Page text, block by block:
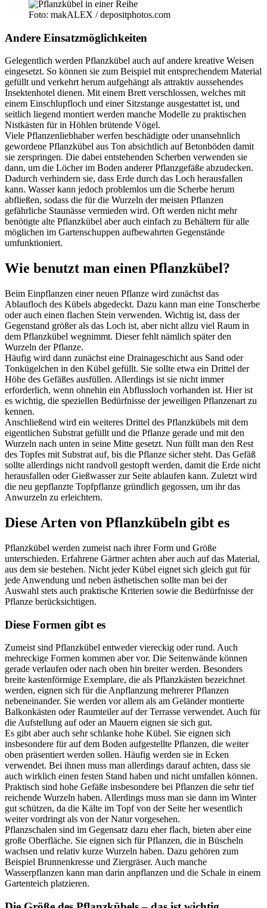
Foto: makALEX / depositphotos.com
Andere Einsatzmöglichkeiten
Gelegentlich werden Pflanzkübel auch auf andere kreative Weisen
eingesetzt. So können sie zum Beispiel mit entsprechendem Material
gefüllt und verkehrt herum aufgehängt als attraktiv aussehendes
Insektenhotel dienen. Mit einem Brett verschlossen, welches mit
einem Einschlupfloch und einer Sitzstange ausgestattet ist, und
seitlich liegend montiert werden manche Modelle zu praktischen
Nistkästen für in Höhlen brütende Vögel.
Viele Pflanzenliebhaber werfen beschädigte oder unansehnlich
gewordene Pflanzkübel aus Ton absichtlich auf Betonböden damit
sie zerspringen. Die dabei entstehenden Scherben verwenden sie
dann, um die Löcher im Boden anderer Pflanzgefäße abzudecken.
Dadurch verhindern sie, dass Erde durch das Loch herausfallen
kann. Wasser kann jedoch problemlos um die Scherbe herum
abfließen, sodass die für die Wurzeln der meisten Pflanzen
gefährliche Staunässe vermieden wird. Oft werden nicht mehr
benötigte alte Pflanzkübel aber auch einfach zu Behältern für alle
möglichen im Gartenschuppen aufbewahrten Gegenstände
umfunktioniert.
Wie benutzt man einen Pflanzkübel?
Beim Einpflanzen einer neuen Pflanze wird zunächst das
Ablaufloch des Kübels abgedeckt. Dazu kann man eine Tonscherbe
oder auch einen flachen Stein verwenden. Wichtig ist, dass der
Gegenstand größer als das Loch ist, aber nicht allzu viel Raum in
dem Pflanzkübel wegnimmt. Dieser fehlt nämlich später den
Wurzeln der Pflanze.
Häufig wird dann zunächst eine Drainageschicht aus Sand oder
Tonkügelchen in den Kübel gefüllt. Sie sollte etwa ein Drittel der
Höhe des Gefäßes ausfüllen. Allerdings ist sie nicht immer
erforderlich, wenn ohnehin ein Abflussloch vorhanden ist. Hier ist
es wichtig, die speziellen Bedürfnisse der jeweiligen Pflanzenart zu
kennen.
Anschließend wird ein weiteres Drittel des Pflanzkübels mit dem
eigentlichen Substrat gefüllt und die Pflanze gerade und mit den
Wurzeln nach unten in seine Mitte gesetzt. Nun füllt man den Rest
des Topfes mit Substrat auf, bis die Pflanze sicher steht. Das Gefäß
sollte allerdings nicht randvoll gestopft werden, damit die Erde nicht
herausfallen oder Gießwasser zur Seite ablaufen kann. Zuletzt wird
die neu gepflanzte Topfpflanze gründlich gegossen, um ihr das
Anwurzeln zu erleichtern.
Diese Arten von Pflanzkübeln gibt es
Pflanzkübel werden zumeist nach ihrer Form und Größe
unterschieden. Erfahrene Gärtner achten aber auch auf das Material,
aus dem sie bestehen. Nicht jeder Kübel eignet sich gleich gut für
jede Anwendung und neben ästhetischen sollte man bei der
Auswahl stets auch praktische Kriterien sowie die Bedürfnisse der
Pflanze berücksichtigen.
Diese Formen gibt es
Zumeist sind Pflanzkübel entweder viereckig oder rund. Auch
mehreckige Formen kommen aber vor. Die Seitenwände können
gerade verlaufen oder nach oben hin breiter werden. Besonders
breite kastenförmige Exemplare, die als Pflanzkästen bezeichnet
werden, eignen sich für die Anpflanzung mehrerer Pflanzen
nebeneinander. Sie werden vor allem als am Geländer montierte
Balkonkästen oder Raumteiler auf der Terrasse verwendet. Auch für
die Aufstellung auf oder an Mauern eignen sie sich gut.
Es gibt aber auch sehr schlanke hohe Kübel. Sie eignen sich
insbesondere für auf dem Boden aufgestellte Pflanzen, die weiter
oben präsentiert werden sollen. Häufig werden sie in Ecken
verwendet. Bei ihnen muss man allerdings darauf achten, dass sie
auch wirklich einen festen Stand haben und nicht umfallen können.
Praktisch sind hohe Gefäße insbesondere bei Pflanzen die sehr tief
reichende Wurzeln haben. Allerdings muss man sie dann im Winter
gut schützen, da die Kälte im Topf von der Seite her wesentlich
weiter vordringt als von der Natur vorgesehen.
Pflanzschalen sind im Gegensatz dazu eher flach, bieten aber eine
große Oberfläche. Sie eignen sich für Pflanzen, die in Büscheln
wachsen und relativ kurze Wurzeln haben. Dazu gehören zum
Beispiel Brunnenkresse und Ziergräser. Auch manche
Wasserpflanzen kann man darin anpflanzen und die Schale in einem
Gartenteich platzieren.